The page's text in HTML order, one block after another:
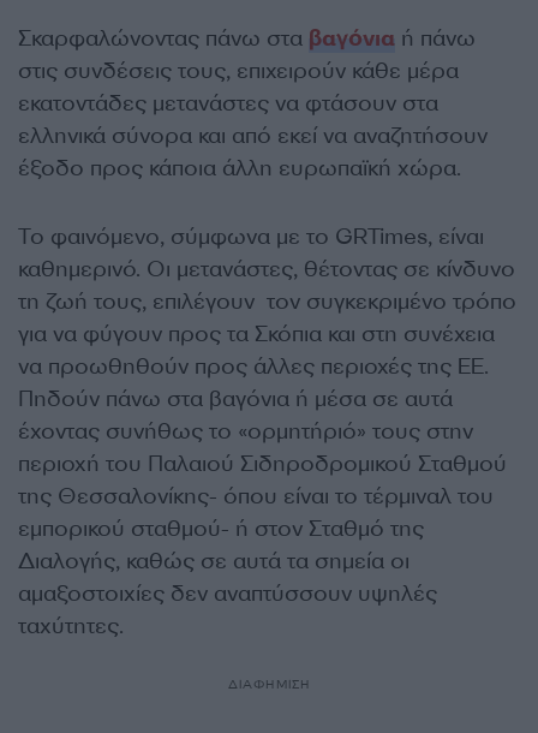
Σκαρφαλώνοντας πάνω στα βαγόνια ή πάνω
στις συνδέσεις τους, επιχειρούν κάθε μέρα
εκατοντάδες μετανάστες να φτάσουν στα
ελληνικά σύνορα και από εκεί να αναζητήσουν
έξοδο προς κάποια άλλη ευρωπαϊκή χώρα.
Το φαινόμενο, σύμφωνα με το GRTimes, είναι
καθημερινό. Οι μετανάστες, θέτοντας σε κίνδυνο
τη ζωή τους, επιλέγουν τον συγκεκριμένο τρόπο
για να φύγουν προς τα Σκόπια και στη συνέχεια
να προωθηθούν προς άλλες περιοχές της ΕΕ.
Πηδούν πάνω στα βαγόνια ή μέσα σε αυτά
έχοντας συνήθως το «ορμητήριό» τους στην
περιοχή του Παλαιού Σιδηροδρομικού Σταθμού
της Θεσσαλονίκης- όπου είναι το τέρμιναλ του
εμπορικού σταθμού- ή στον Σταθμό της
Διαλογής, καθώς σε αυτά τα σημεία οι
αμαξοστοιχίες δεν αναπτύσσουν υψηλές
ταχύτητες.
ΔΙΑΦΗΜΙΣΗ